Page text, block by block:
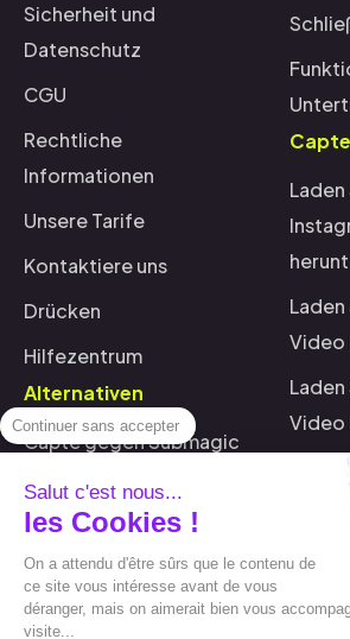
Continuer sans accepter
Salut c'est nous...
les Cookies !
On a attendu d'être sûrs que le contenu de
ce site vous intéresse avant de vous
déranger, mais on aimerait bien vous
visite...
Sicherheit und
Datenschutz
CGU
Rechtliche
Informationen
Unsere Tarife
Kontaktiere uns
Drücken
Hilfezentrum
Alternativen
Capte gegen Submagic
Capte gegen
Sendshort
Capte gegen Veed
Capte gegen Opusclip
Laden
Laden
Video
Video